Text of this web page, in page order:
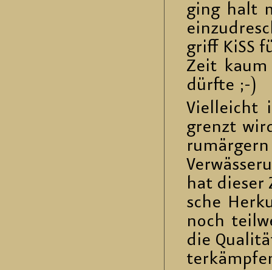
ging halt
griff KiSS
Zeit
dürf­te ;-)
Viel­leicht
grenzt
hat die­ser
sche
noch
die